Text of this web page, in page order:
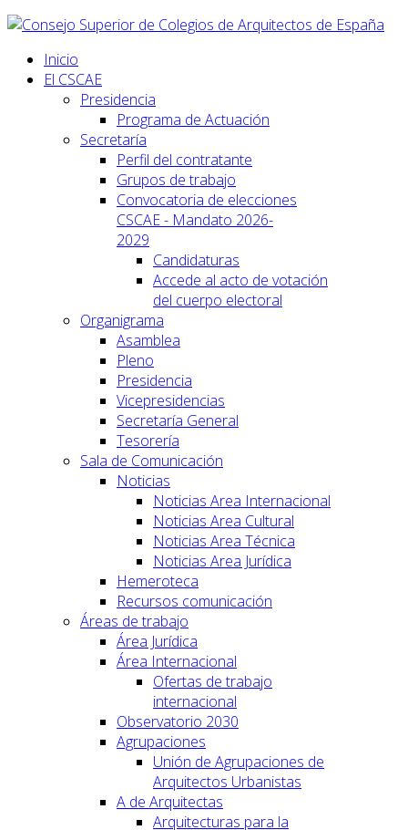
Inicio
El CSCAE
Presidencia
Programa de Actuación
Secretaría
Perfil del contratante
Grupos de trabajo
Convocatoria de elecciones
CSCAE - Mandato 2026-
2029
Candidaturas
Accede al acto de votación
del cuerpo electoral
Organigrama
Asamblea
Pleno
Presidencia
Vicepresidencias
Secretaría General
Tesorería
Sala de Comunicación
Noticias
Noticias Area Internacional
Noticias Area Cultural
Noticias Area Técnica
Noticias Area Jurídica
Hemeroteca
Recursos comunicación
Áreas de trabajo
Área Jurídica
Área Internacional
Ofertas de trabajo
internacional
Observatorio 2030
Agrupaciones
Unión de Agrupaciones de
Arquitectos Urbanistas
A de Arquitectas
Arquitecturas para la